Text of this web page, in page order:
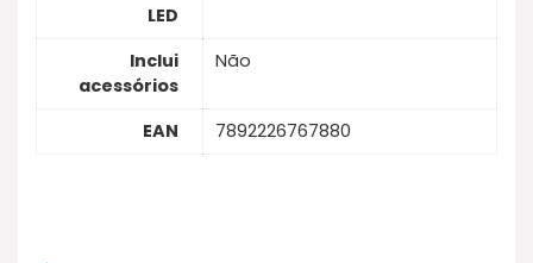
LED
Inclui
acessórios
Não
EAN 7892226767880